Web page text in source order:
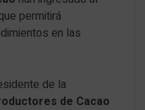
permitirá
en las
de la
de Cacao